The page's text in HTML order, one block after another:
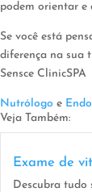
podem orientar e
Se você está
diferença na sua
Sensce ClinicSPA
Nutrólogo e
Veja Também:
Exame de
Descubra tudo